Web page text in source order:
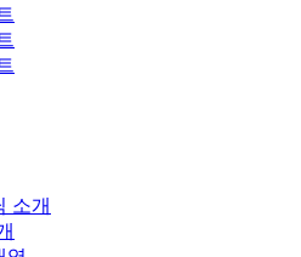
소개